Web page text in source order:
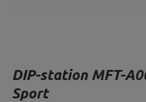
DIP-station MFT-
Sport